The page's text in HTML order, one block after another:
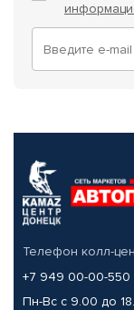
Телефон колл-
+7 949 00-00-550
Пн-Вс с 9.00 до